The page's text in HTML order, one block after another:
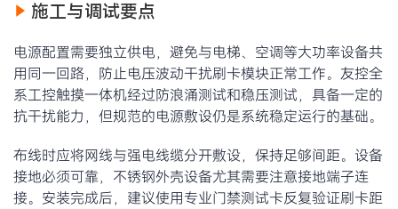
施工与调试要点
电源配置需要独立供电，避免与电梯、空调等大功率设备共
用同一回路，防止电压波动干扰刷卡模块正常工作。友控全
系工控触摸一体机经过防浪涌测试和稳压测试，具备一定的
抗干扰能力，但规范的电源敷设仍是系统稳定运行的基础。
布线时应将网线与强电线缆分开敷设，保持足够间距。设备
接地必须可靠，不锈钢外壳设备尤其需要注意接地端子连
接。安装完成后，建议使用专业门禁测试卡反复验证刷卡距